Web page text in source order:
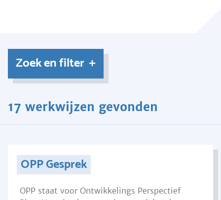
Zoek en filter
17 werkwijzen gevonden
OPP Gesprek
OPP staat voor Ontwikkelings Perspectief